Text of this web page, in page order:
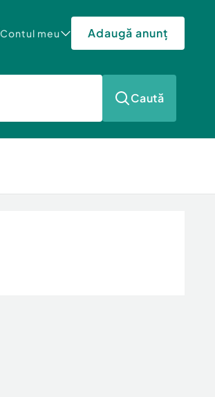
Contul meu Adaugă anunț
Caută